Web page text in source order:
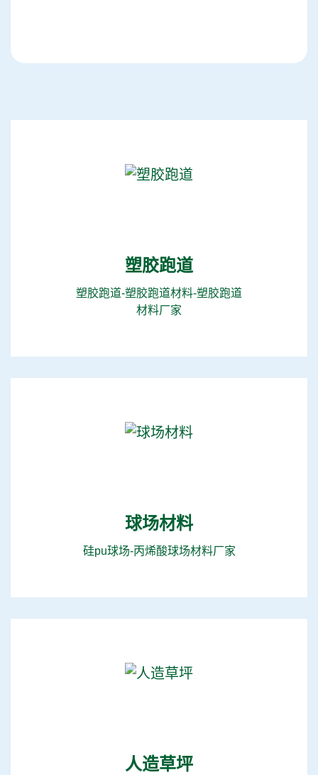
塑胶跑道
塑胶跑道-塑胶跑道材料-塑胶跑道
材料厂家
球场材料
硅pu球场-丙烯酸球场材料厂家
人造草坪